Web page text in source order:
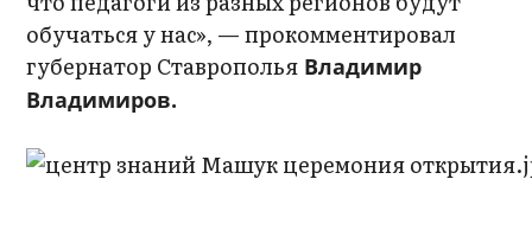
обучаться у нас», — прокомментировал
губернатор Ставрополья Владимир
Владимиров.